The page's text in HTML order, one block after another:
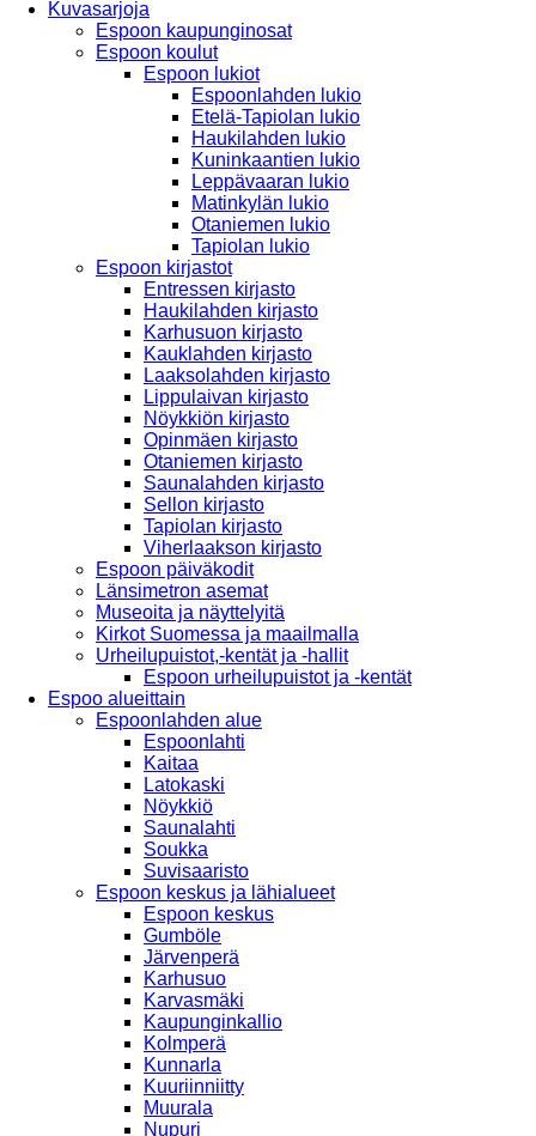
Kuvasarjoja
Espoon kaupunginosat
Espoon koulut
Espoon lukiot
Espoonlahden lukio
Etelä-Tapiolan lukio
Haukilahden lukio
Kuninkaantien lukio
Leppävaaran lukio
Matinkylän lukio
Otaniemen lukio
Tapiolan lukio
Espoon kirjastot
Entressen kirjasto
Haukilahden kirjasto
Karhusuon kirjasto
Kauklahden kirjasto
Laaksolahden kirjasto
Lippulaivan kirjasto
Nöykkiön kirjasto
Opinmäen kirjasto
Otaniemen kirjasto
Saunalahden kirjasto
Sellon kirjasto
Tapiolan kirjasto
Viherlaakson kirjasto
Espoon päiväkodit
Länsimetron asemat
Museoita ja näyttelyitä
Kirkot Suomessa ja maailmalla
Urheilupuistot,-kentät ja -hallit
Espoon urheilupuistot ja -kentät
Espoo alueittain
Espoonlahden alue
Espoonlahti
Kaitaa
Latokaski
Nöykkiö
Saunalahti
Soukka
Suvisaaristo
Espoon keskus ja lähialueet
Espoon keskus
Gumböle
Järvenperä
Karhusuo
Karvasmäki
Kaupunginkallio
Kolmperä
Kunnarla
Kuuriinniitty
Muurala
Nupuri